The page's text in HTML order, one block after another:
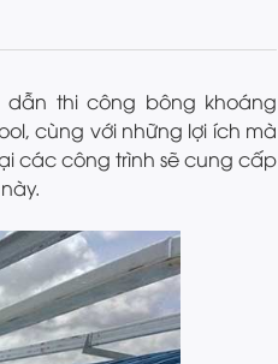
dẫn thi công bông khoáng
cùng với những lợi ích mà
các công trình sẽ cung cấp